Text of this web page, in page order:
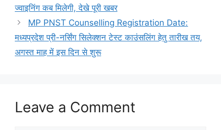
ज्वाइनिंग कब मिलेगी, देखे पूरी खबर
MP PNST Counselling Registration Date:
मध्यप्रदेश प्री-नर्सिंग सिलेक्शन टेस्ट काउंसलिंग हेतु तारीख तय,
अगस्त माह में इस दिन से शुरू
Leave a Comment